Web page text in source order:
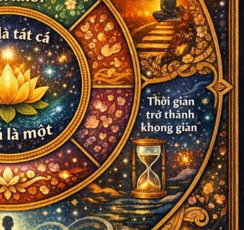
— Khi im lặng trở thành một pháp môn
HOA NGHIÊM THẾ KỶ 21 Tập I: CHƯƠNG 12
— Khi thời gian trở thành không gian
HOA NGHIÊM THẾ KỶ 21 Tập I: CHƯƠNG 13
— Khi tác phẩm tự tan vào hư không
HOA NGHIÊM THẾ KỶ 21 Tập I: CHƯƠNG 14
— Khi người đọc trở thành pháp giới
HOA NGHIÊM THẾ KỶ 21 Tập I: CHƯƠNG 15
— Khi pháp giới tự viết tiếp chính mình
HOA NGHIÊM THẾ KỶ 21 Tập I: CHƯƠNG 16
— Khi người viết biến mất
HOA NGHIÊM THẾ KỶ 21 Tập I: CHƯƠNG 17